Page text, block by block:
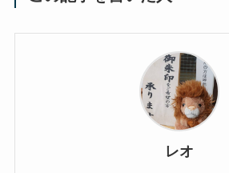
レオ